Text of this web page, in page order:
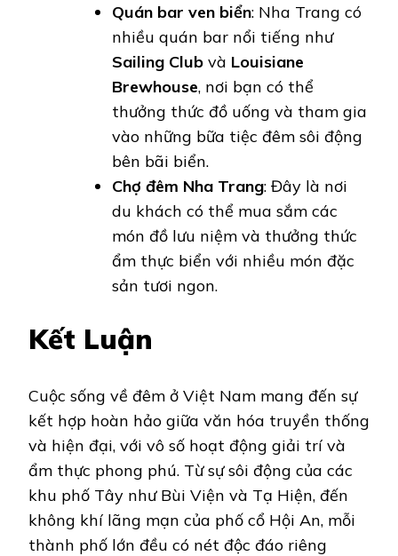
Quán bar ven biển: Nha Trang có
nhiều quán bar nổi tiếng như
Sailing Club và Louisiane
Brewhouse, nơi bạn có thể
thưởng thức đồ uống và tham gia
vào những bữa tiệc đêm sôi động
bên bãi biển.
Chợ đêm Nha Trang: Đây là nơi
du khách có thể mua sắm các
món đồ lưu niệm và thưởng thức
ẩm thực biển với nhiều món đặc
sản tươi ngon.
Kết Luận
Cuộc sống về đêm ở Việt Nam mang đến sự
kết hợp hoàn hảo giữa văn hóa truyền thống
và hiện đại, với vô số hoạt động giải trí và
ẩm thực phong phú. Từ sự sôi động của các
khu phố Tây như Bùi Viện và Tạ Hiện, đến
không khí lãng mạn của phố cổ Hội An, mỗi
thành phố lớn đều có nét độc đáo riêng